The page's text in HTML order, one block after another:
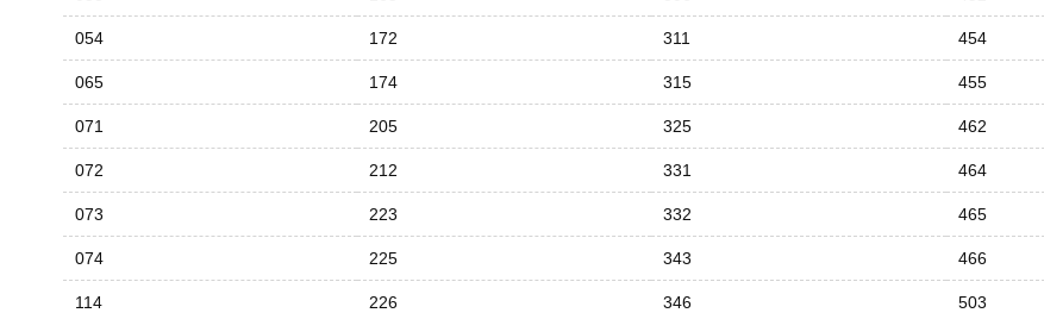
054 172 311 454
065 174 315 455
071 205 325 462
072 212 331 464
073 223 332 465
074 225 343 466
114 226 346 503